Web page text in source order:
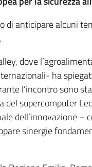
di anticipare alcuni
dove
ha
l’incontro sono
del supercomputer
dell’innovazione
sinergie